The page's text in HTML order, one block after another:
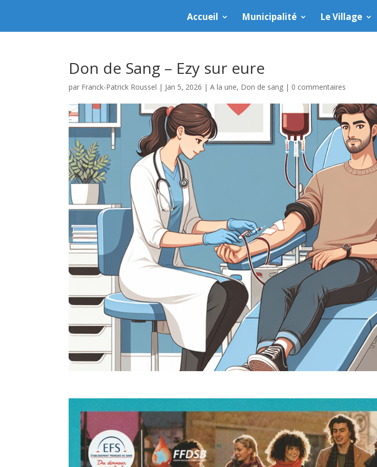
Accueil Municipalité Le Village
Don de Sang – Ezy sur eure
par Franck-Patrick Roussel | Jan 5, 2026 |A la une, Don de sang | 0 commentaires